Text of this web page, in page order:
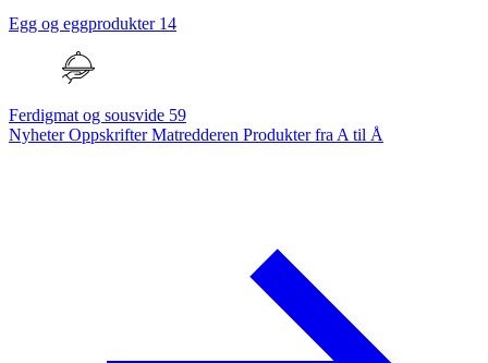
Egg og eggprodukter 14
Ferdigmat og sousvide 59
NyheterOppskrifterMatredderen Produkter fra A til Å